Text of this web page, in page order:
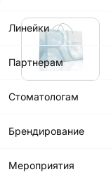
Линейки
Партнерам
Стоматологам
Брендирование
Мероприятия